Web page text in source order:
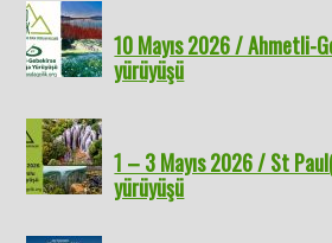
10 Mayıs 2026 / Ahmetli-
yürüyüşü
1 – 3 Mayıs 2026 / St
yürüyüşü